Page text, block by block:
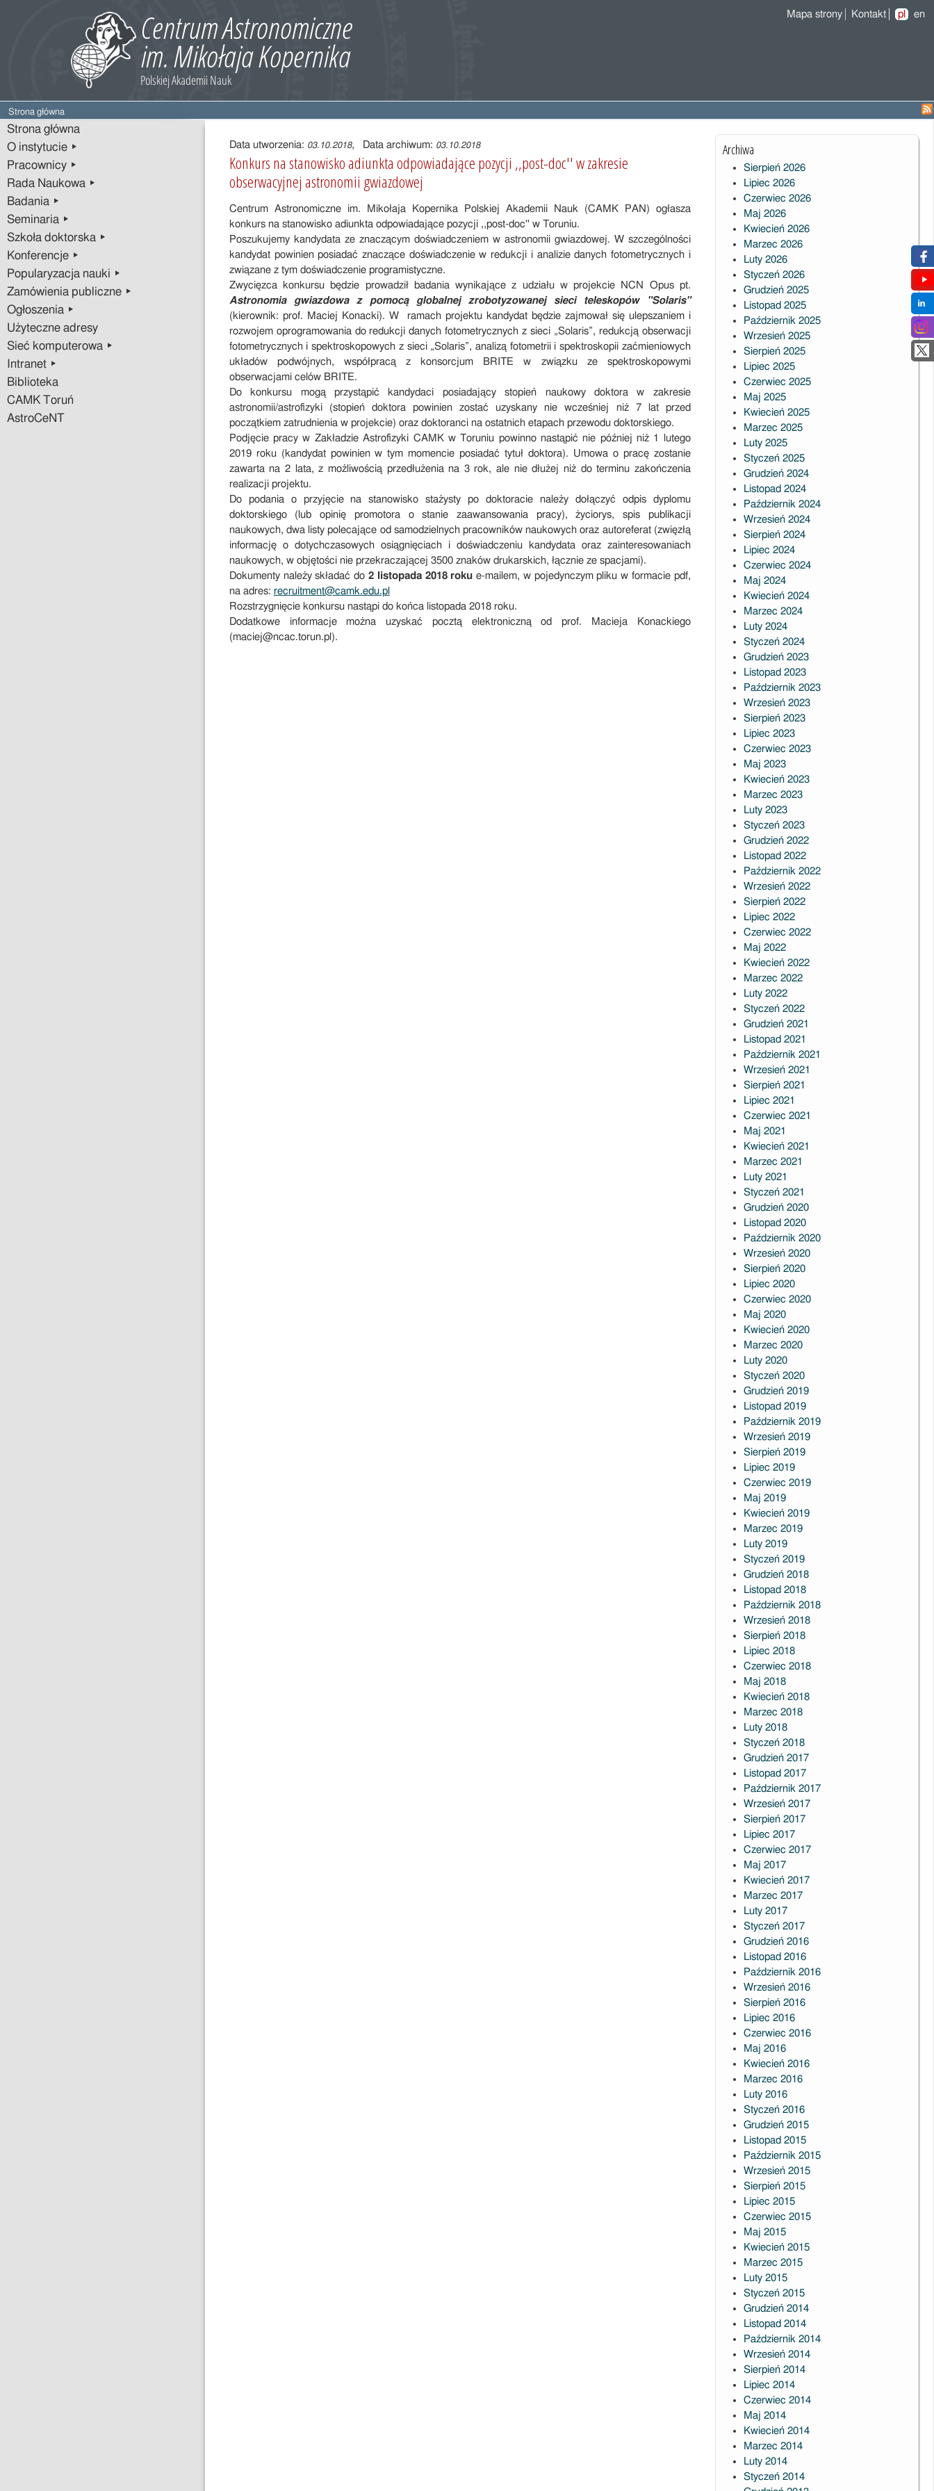
Mapa strony Kontakt pl en
Strona główna
Strona główna
O instytucie ▸
Pracownicy ▸
Rada Naukowa ▸
Badania ▸
Seminaria ▸
Szkoła doktorska ▸
Konferencje ▸
Popularyzacja nauki ▸
Zamówienia publiczne ▸
Ogłoszenia ▸
Użyteczne adresy
Sieć komputerowa ▸
Intranet ▸
Biblioteka
CAMK Toruń
AstroCeNT
Treść
wpisuData utworzenia: 03.10.2018, Data archiwum: 03.10.2018
Konkurs na stanowisko adiunkta odpowiadające pozycji ,,post-doc'' w zakresie
obserwacyjnej astronomii gwiazdowej
Centrum Astronomiczne im. Mikołaja Kopernika Polskiej Akademii Nauk (CAMK PAN) ogłasza
konkurs na stanowisko adiunkta odpowiadające pozycji ,,post-doc'' w Toruniu.
Poszukujemy kandydata ze znaczącym doświadczeniem w astronomii gwiazdowej. W szczególności
kandydat powinien posiadać znaczące doświadczenie w redukcji i analizie danych fotometrycznych i
związane z tym doświadczenie programistyczne.
Zwycięzca konkursu będzie prowadził badania wynikające z udziału w projekcie NCN Opus pt.
Astronomia gwiazdowa z pomocą globalnej zrobotyzowanej sieci teleskopów "Solaris"
(kierownik: prof. Maciej Konacki). W ramach projektu kandydat będzie zajmował się ulepszaniem i
rozwojem oprogramowania do redukcji danych fotometrycznych z sieci „Solaris”, redukcją obserwacji
fotometrycznych i spektroskopowych z sieci „Solaris”, analizą fotometrii i spektroskopii zaćmieniowych
układów podwójnych, współpracą z konsorcjum BRITE w związku ze spektroskopowymi
obserwacjami celów BRITE.
Do konkursu mogą przystąpić kandydaci posiadający stopień naukowy doktora w zakresie
astronomii/astrofizyki (stopień doktora powinien zostać uzyskany nie wcześniej niż 7 lat przed
początkiem zatrudnienia w projekcie) oraz doktoranci na ostatnich etapach przewodu doktorskiego.
Podjęcie pracy w Zakładzie Astrofizyki CAMK w Toruniu powinno nastąpić nie później niż 1 lutego
2019 roku (kandydat powinien w tym momencie posiadać tytuł doktora). Umowa o pracę zostanie
zawarta na 2 lata, z możliwością przedłużenia na 3 rok, ale nie dłużej niż do terminu zakończenia
realizacji projektu.
Do podania o przyjęcie na stanowisko stażysty po doktoracie należy dołączyć odpis dyplomu
doktorskiego (lub opinię promotora o stanie zaawansowania pracy), życiorys, spis publikacji
naukowych, dwa listy polecające od samodzielnych pracowników naukowych oraz autoreferat (zwięzłą
informację o dotychczasowych osiągnięciach i doświadczeniu kandydata oraz zainteresowaniach
naukowych, w objętości nie przekraczającej 3500 znaków drukarskich, łącznie ze spacjami).
Dokumenty należy składać do 2 listopada 2018 roku e-mailem, w pojedynczym pliku w formacie pdf,
na adres: recruitment@camk.edu.pl
Rozstrzygnięcie konkursu nastąpi do końca listopada 2018 roku.
Dodatkowe informacje można uzyskać pocztą elektroniczną od prof. Macieja Konackiego
(maciej@ncac.torun.pl).
Archiwa
Sierpień 2026
Lipiec 2026
Czerwiec 2026
Maj 2026
Kwiecień 2026
Marzec 2026
Luty 2026
Styczeń 2026
Grudzień 2025
Listopad 2025
Październik 2025
Wrzesień 2025
Sierpień 2025
Lipiec 2025
Czerwiec 2025
Maj 2025
Kwiecień 2025
Marzec 2025
Luty 2025
Styczeń 2025
Grudzień 2024
Listopad 2024
Październik 2024
Wrzesień 2024
Sierpień 2024
Lipiec 2024
Czerwiec 2024
Maj 2024
Kwiecień 2024
Marzec 2024
Luty 2024
Styczeń 2024
Grudzień 2023
Listopad 2023
Październik 2023
Wrzesień 2023
Sierpień 2023
Lipiec 2023
Czerwiec 2023
Maj 2023
Kwiecień 2023
Marzec 2023
Luty 2023
Styczeń 2023
Grudzień 2022
Listopad 2022
Październik 2022
Wrzesień 2022
Sierpień 2022
Lipiec 2022
Czerwiec 2022
Maj 2022
Kwiecień 2022
Marzec 2022
Luty 2022
Styczeń 2022
Grudzień 2021
Listopad 2021
Październik 2021
Wrzesień 2021
Sierpień 2021
Lipiec 2021
Czerwiec 2021
Maj 2021
Kwiecień 2021
Marzec 2021
Luty 2021
Styczeń 2021
Grudzień 2020
Listopad 2020
Październik 2020
Wrzesień 2020
Sierpień 2020
Lipiec 2020
Czerwiec 2020
Maj 2020
Kwiecień 2020
Marzec 2020
Luty 2020
Styczeń 2020
Grudzień 2019
Listopad 2019
Październik 2019
Wrzesień 2019
Sierpień 2019
Lipiec 2019
Czerwiec 2019
Maj 2019
Kwiecień 2019
Marzec 2019
Luty 2019
Styczeń 2019
Grudzień 2018
Listopad 2018
Październik 2018
Wrzesień 2018
Sierpień 2018
Lipiec 2018
Czerwiec 2018
Maj 2018
Kwiecień 2018
Marzec 2018
Luty 2018
Styczeń 2018
Grudzień 2017
Listopad 2017
Październik 2017
Wrzesień 2017
Sierpień 2017
Lipiec 2017
Czerwiec 2017
Maj 2017
Kwiecień 2017
Marzec 2017
Luty 2017
Styczeń 2017
Grudzień 2016
Listopad 2016
Październik 2016
Wrzesień 2016
Sierpień 2016
Lipiec 2016
Czerwiec 2016
Maj 2016
Kwiecień 2016
Marzec 2016
Luty 2016
Styczeń 2016
Grudzień 2015
Listopad 2015
Październik 2015
Wrzesień 2015
Sierpień 2015
Lipiec 2015
Czerwiec 2015
Maj 2015
Kwiecień 2015
Marzec 2015
Luty 2015
Styczeń 2015
Grudzień 2014
Listopad 2014
Październik 2014
Wrzesień 2014
Sierpień 2014
Lipiec 2014
Czerwiec 2014
Maj 2014
Kwiecień 2014
Marzec 2014
Luty 2014
Styczeń 2014